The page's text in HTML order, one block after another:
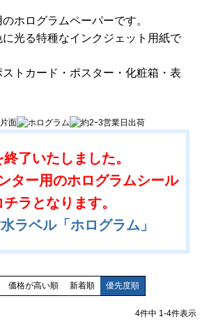
ホログラムペーパーです。
光る特種なインクジェット用紙で
トカード・ポスター・化粧箱・表
了いたしました。
ター用のホログラムシール
チラとなります。
ラベル「ホログラム」
価格が高い順 新着順 優先度順
4件中 1-4件表示